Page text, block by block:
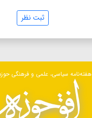
ثبت نظر
هفته‌نامه سیاسی، علمی و فرهنگی